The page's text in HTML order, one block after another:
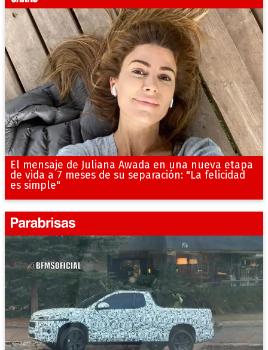
El mensaje de Juliana Awada en una nueva etapa
de vida a 7 meses de su separación: "La felicidad
es simple"